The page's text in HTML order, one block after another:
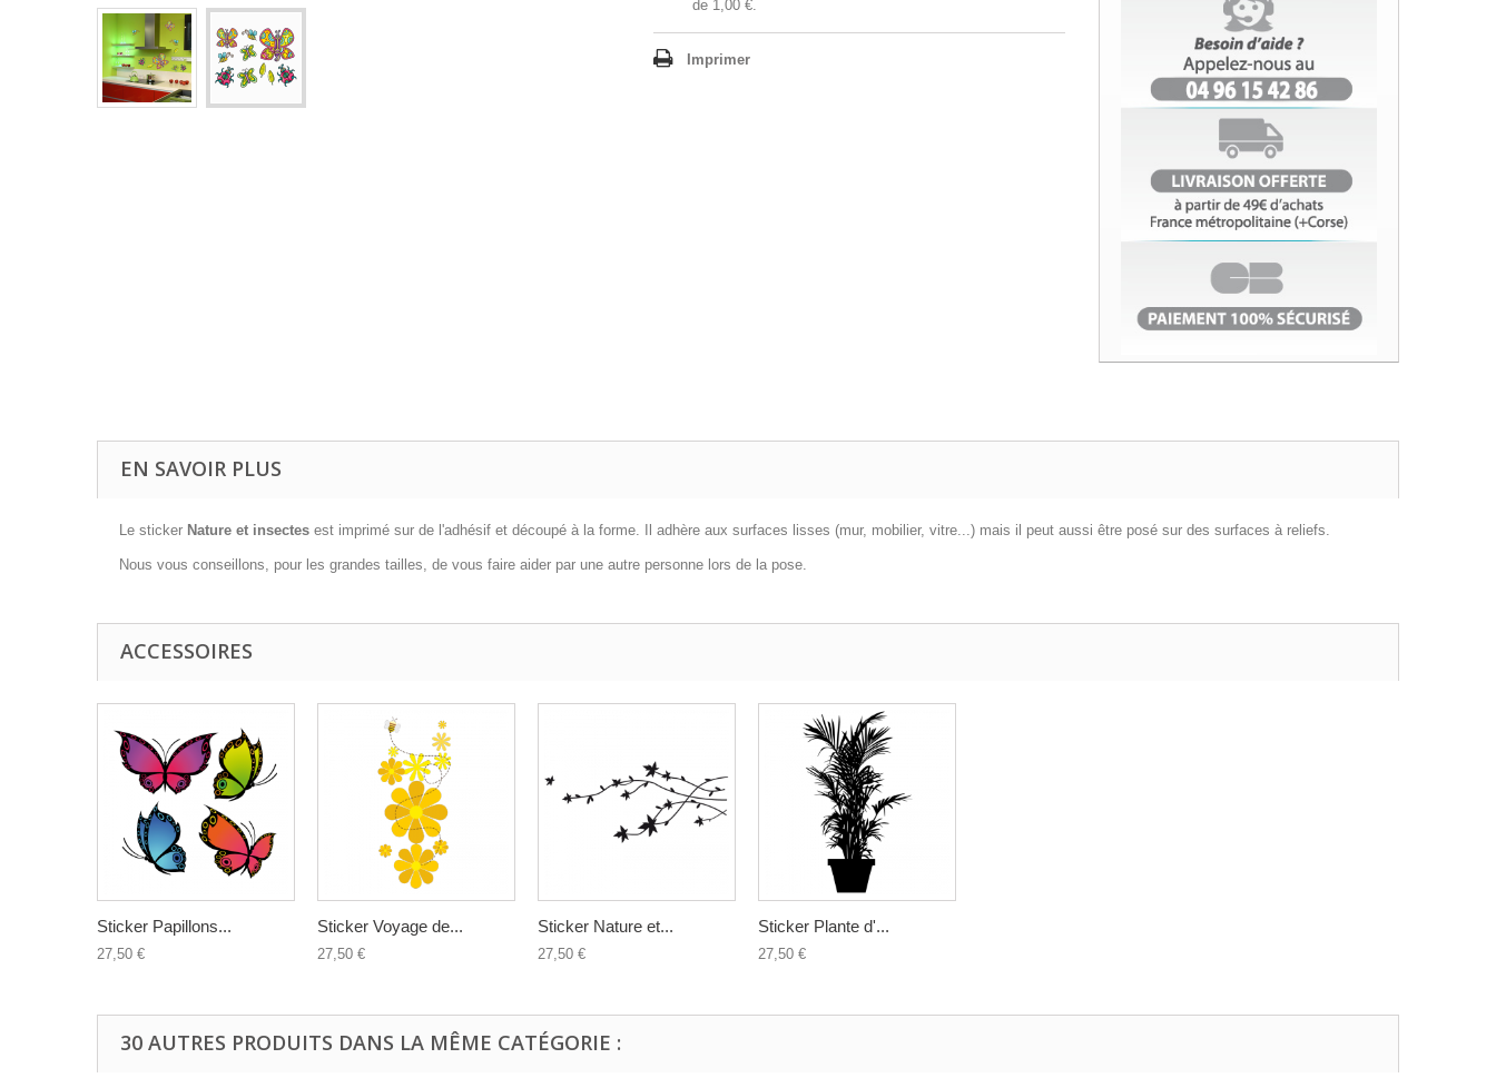
de 1,00 €.
Imprimer
EN SAVOIR PLUS
Le sticker Nature et insectes est imprimé sur de l'adhésif et découpé à la forme. Il adhère aux surfaces lisses (mur, mobilier, vitre...) mais il peut aussi être posé sur des surfaces à reliefs.
Nous vous conseillons, pour les grandes tailles, de vous faire aider par une autre personne lors de la pose.
ACCESSOIRES
Sticker Papillons...
27,50 €
Sticker Voyage de...
27,50 €
Sticker Nature et...
27,50 €
Sticker Plante d'...
27,50 €
30 AUTRES PRODUITS DANS LA MÊME CATÉGORIE :